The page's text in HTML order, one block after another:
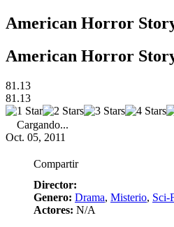
American Horror
American Horror
81.13
81.13
Cargando...
Oct. 05, 2011
Compartir
Director:
Genero: Drama, Misterio, Sci-
Actores: N/A